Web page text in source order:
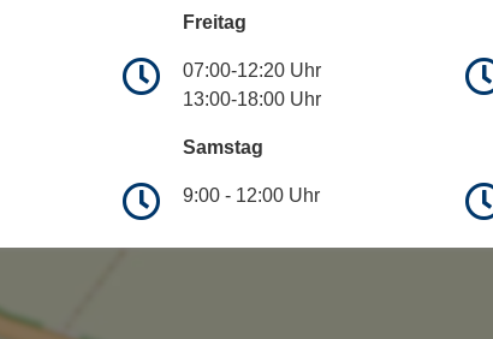
Freitag
07:00-12:20 Uhr
13:00-18:00 Uhr
Samstag
9:00 - 12:00 Uhr